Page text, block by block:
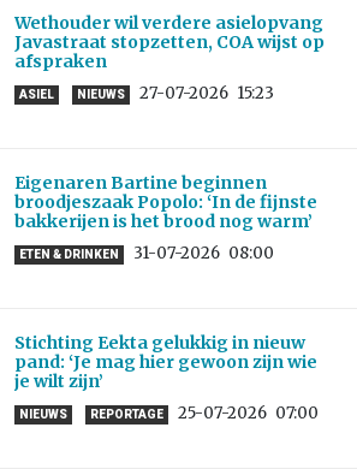
Wethouder wil verdere asielopvang
Javastraat stopzetten, COA wijst op
afspraken
ASIEL NIEUWS 27-07-2026 15:23
Eigenaren Bartine beginnen
broodjeszaak Popolo: ‘In de fijnste
bakkerijen is het brood nog warm’
ETEN & DRINKEN 31-07-2026 08:00
Stichting Eekta gelukkig in nieuw
pand: ‘Je mag hier gewoon zijn wie
je wilt zijn’
NIEUWS REPORTAGE 25-07-2026 07:00